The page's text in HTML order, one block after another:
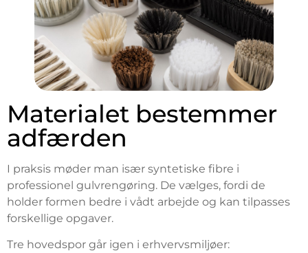
Materialet bestemmer
adfærden
I praksis møder man især syntetiske fibre i
professionel gulvrengøring. De vælges, fordi de
holder formen bedre i vådt arbejde og kan tilpasses
forskellige opgaver.
Tre hovedspor går igen i erhvervsmiljøer: